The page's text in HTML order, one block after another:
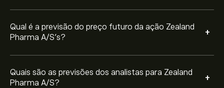
Qual é a previsão do preço futuro da ação Zealand
Pharma A/S’s?
+
Quais são as previsões dos analistas para Zealand
Pharma A/S?
+